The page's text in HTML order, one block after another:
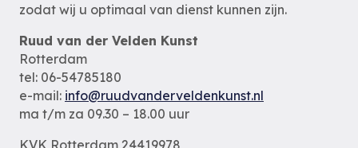
zodat wij u optimaal van dienst kunnen zijn.
Ruud van der Velden Kunst
Rotterdam
tel: 06-54785180
e-mail: info@ruudvanderveldenkunst.nl
ma t/m za 09.30 – 18.00 uur
KVK Rotterdam 24419978